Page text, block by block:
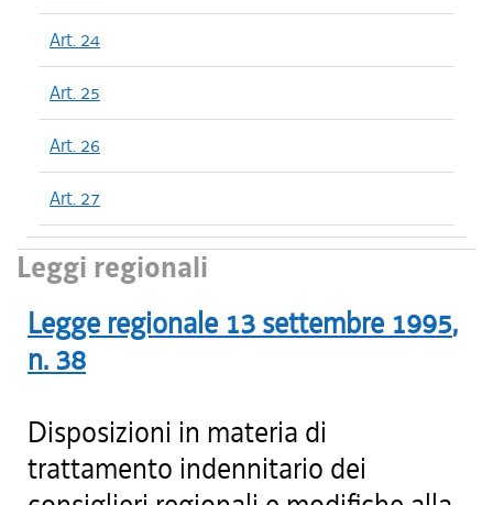
Art. 24
Art. 25
Art. 26
Art. 27
Leggi regionali
Legge regionale 13 settembre 1995,
n. 38
Disposizioni in materia di
trattamento indennitario dei